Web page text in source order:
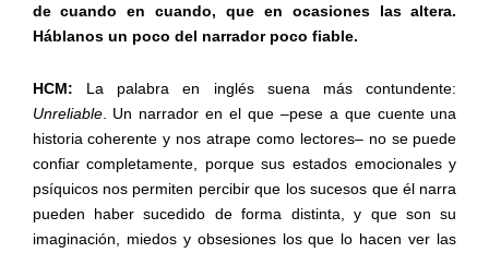
de cuando en cuando, que en ocasiones las altera.
Háblanos un poco del narrador poco fiable.
HCM: La palabra en inglés suena más contundente:
Unreliable. Un narrador en el que –pese a que cuente una
historia coherente y nos atrape como lectores– no se puede
confiar completamente, porque sus estados emocionales y
psíquicos nos permiten percibir que los sucesos que él narra
pueden haber sucedido de forma distinta, y que son su
imaginación, miedos y obsesiones los que lo hacen ver las